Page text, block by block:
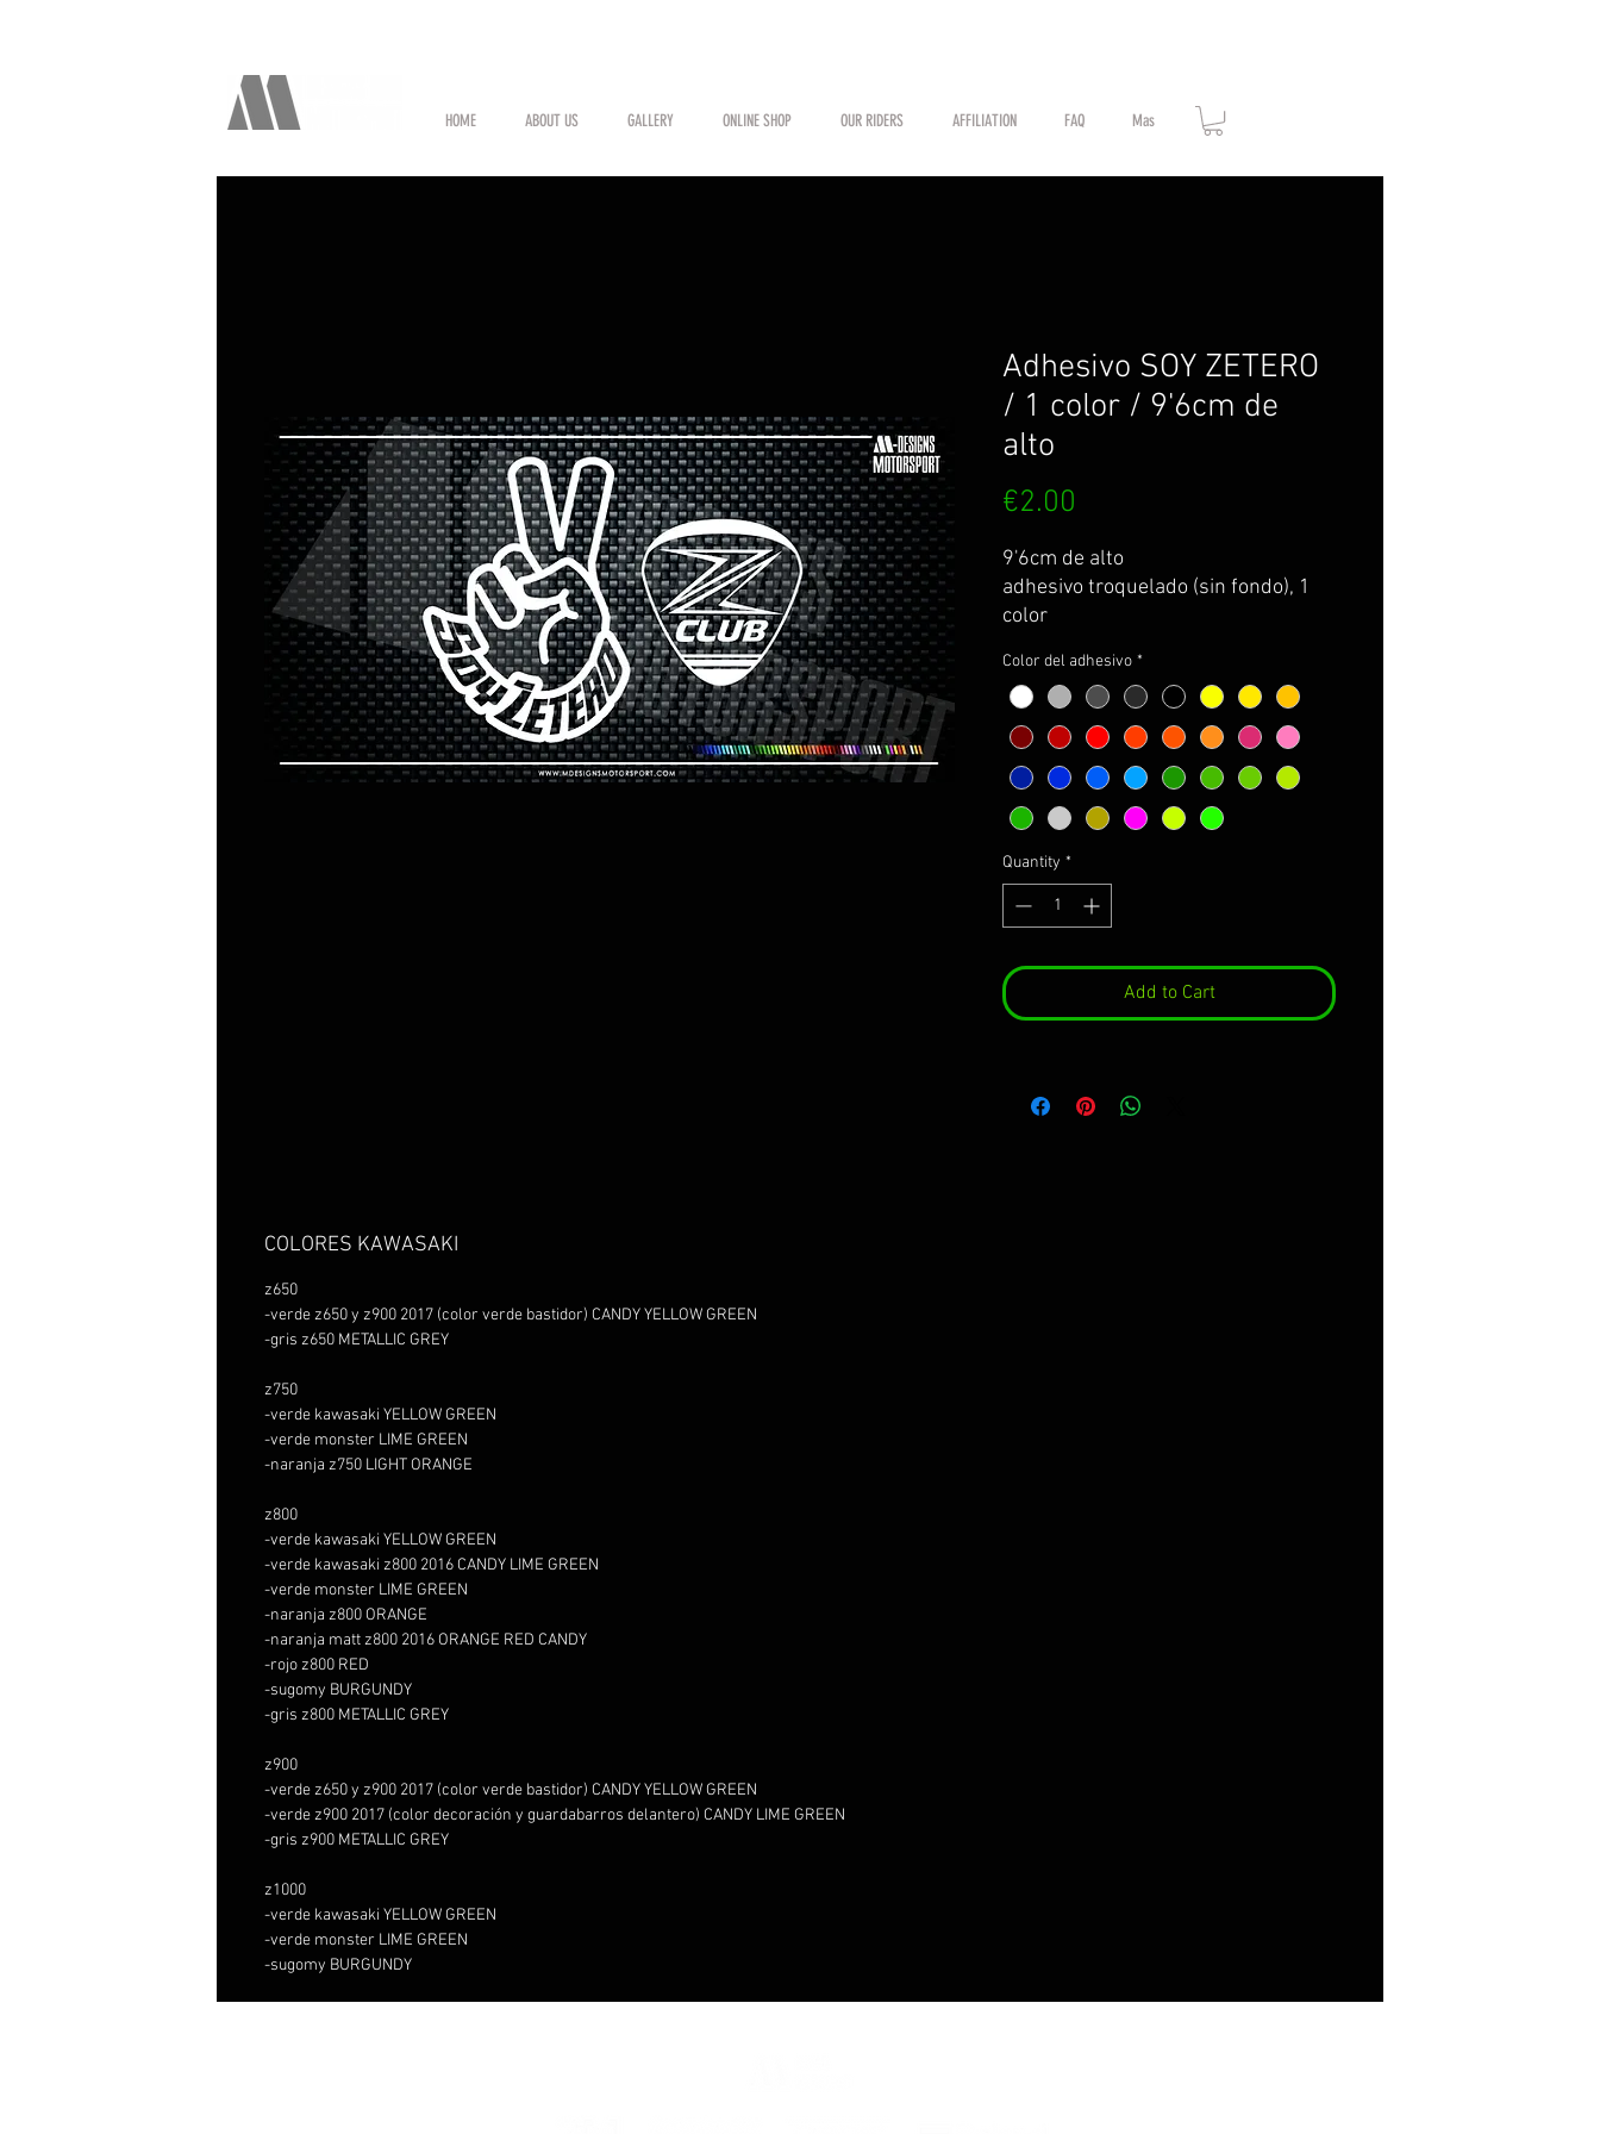
HOME ABOUT US GALLERY ONLINE SHOP OUR RIDERS AFFILIATION FAQ Mas
Adhesivo SOY ZETERO
/ 1 color / 9'6cm de
alto
€2.00
9'6cm de alto
adhesivo troquelado (sin fondo), 1
color
Color del adhesivo *
Quantity *
Add to Cart
COLORES KAWASAKI
z650
-verde z650 y z900 2017 (color verde bastidor) CANDY YELLOW GREEN
-gris z650 METALLIC GREY
z750
-verde kawasaki YELLOW GREEN
-verde monster LIME GREEN
-naranja z750 LIGHT ORANGE
z800
-verde kawasaki YELLOW GREEN
-verde kawasaki z800 2016 CANDY LIME GREEN
-verde monster LIME GREEN
-naranja z800 ORANGE
-naranja matt z800 2016 ORANGE RED CANDY
-rojo z800 RED
-sugomy BURGUNDY
-gris z800 METALLIC GREY
z900
-verde z650 y z900 2017 (color verde bastidor) CANDY YELLOW GREEN
-verde z900 2017 (color decoración y guardabarros delantero) CANDY LIME GREEN
-gris z900 METALLIC GREY
z1000
-verde kawasaki YELLOW GREEN
-verde monster LIME GREEN
-sugomy BURGUNDY